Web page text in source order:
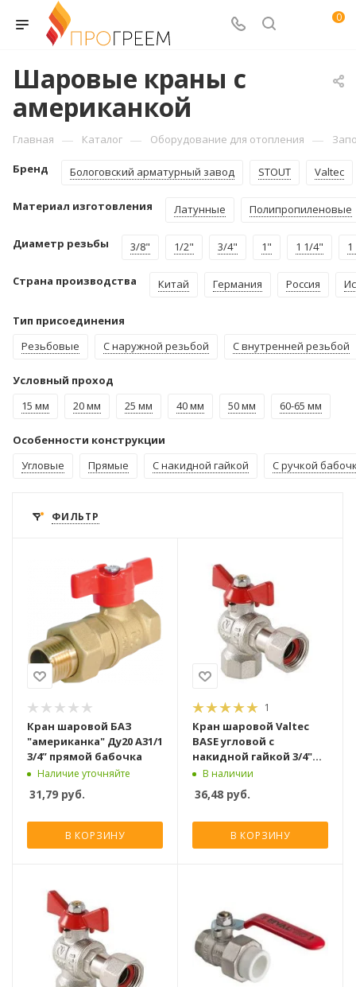
0
Шаровые краны с
американкой
Главная — Каталог — Оборудование для отопления —
Бренд Бологовский арматурный завод STOUT Valtec
Материал изготовления Латунные Полипропиленовые
Диаметр резьбы 3/8" 1/2" 3/4" 1" 1 1/4"
Страна производства Китай Германия Россия
Тип присоединения
Резьбовые
С наружной резьбой С внутренней резьбой
Условный проход
15 мм
20 мм 25 мм 40 мм 50 мм 60-65 мм
Особенности конструкции
Угловые
Прямые С накидной гайкой С ручкой
ФИЛЬТР
Кран шаровой БАЗ
"американка" Ду20 А31/1
3/4” прямой бабочка
Наличие уточняйте
31,79 руб.
В КОРЗИНУ
1
Кран шаровой Valtec
BASE угловой с
накидной гайкой 3/4"
вн.-вн.
В наличии
36,48 руб.
В КОРЗИНУ